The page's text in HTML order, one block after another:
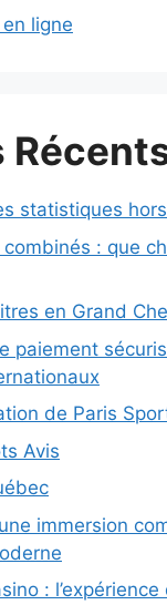
ligne
statistiques
: que
en Grand
paiement
de Paris
Avis
immersion
: l’expérience